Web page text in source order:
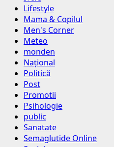
Lifestyle
Mama & Copilul
Men's Corner
Meteo
monden
Național
Politică
Post
Promotii
Psihologie
public
Sanatate
Semaglutide Online